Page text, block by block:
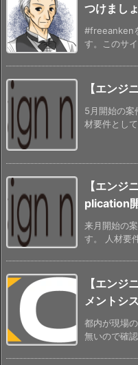
つけまし
#freeanken
す。このサ
【エンジ
5月開始の案
材要件とし
【エンジ
plication
来月開始の
す。 人材要
【エンジ
メントシ
都内が現場
無いので確